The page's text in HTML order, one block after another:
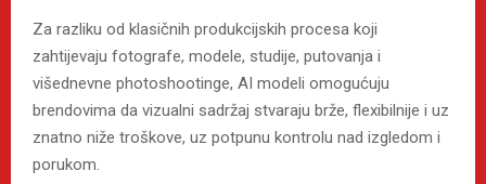
Za razliku od klasičnih produkcijskih procesa koji
zahtijevaju fotografe, modele, studije, putovanja i
višednevne photoshootinge, AI modeli omogućuju
brendovima da vizualni sadržaj stvaraju brže, flexibilnije i uz
znatno niže troškove, uz potpunu kontrolu nad izgledom i
porukom.